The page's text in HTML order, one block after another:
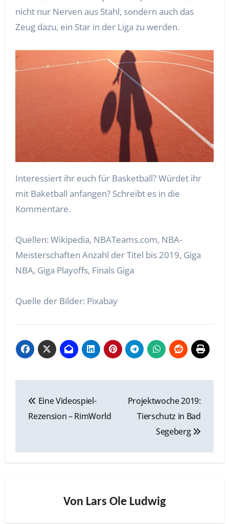
nicht nur Nerven aus Stahl, sondern auch das
Zeug dazu, ein Star in der Liga zu werden.
Interessiert ihr euch für Basketball? Würdet ihr
mit Baketball anfangen? Schreibt es in die
Kommentare.
Quellen: Wikipedia, NBATeams.com, NBA-
Meisterschaften Anzahl der Titel bis 2019, Giga
NBA, Giga Playoffs, Finals Giga
Quelle der Bilder: Pixabay
Eine Videospiel-
Rezension – RimWorld
Projektwoche 2019:
Tierschutz in Bad
Segeberg
Von Lars Ole Ludwig